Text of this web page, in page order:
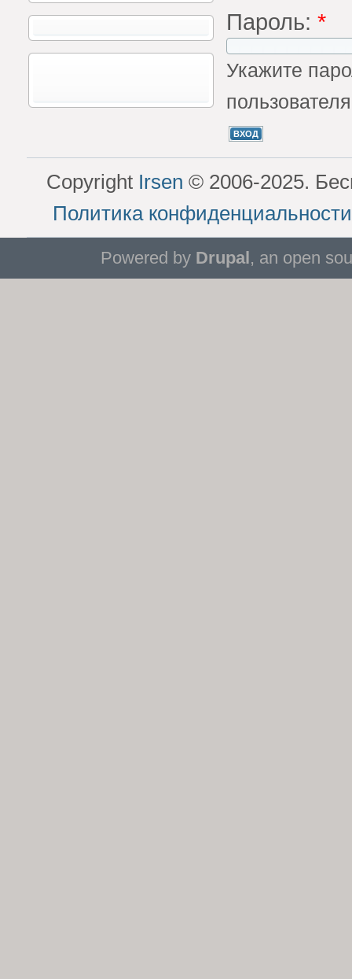
Пароль: *
Укажите
Copyright Irsen © 2006-2025.
Политика
Powered by Drupal, an open